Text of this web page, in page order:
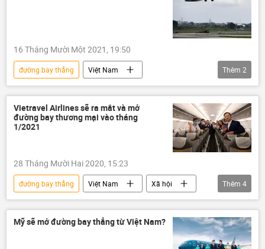
16 Tháng Mười Một 2021, 19:50
đường bay thẳng
Việt Nam
Vietnam Airlines
Hoa Kỳ
Thêm 2
Vietravel Airlines sẽ ra mắt và mở
đường bay thương mại vào tháng
1/2021
28 Tháng Mười Hai 2020, 15:23
đường bay thẳng Việt Nam
Xã hội
Hàng Không Việt Nam
hãng hàng không
Du lịch
đường bay
Thêm 4
Mỹ sẽ mở đường bay thẳng từ Việt Nam?